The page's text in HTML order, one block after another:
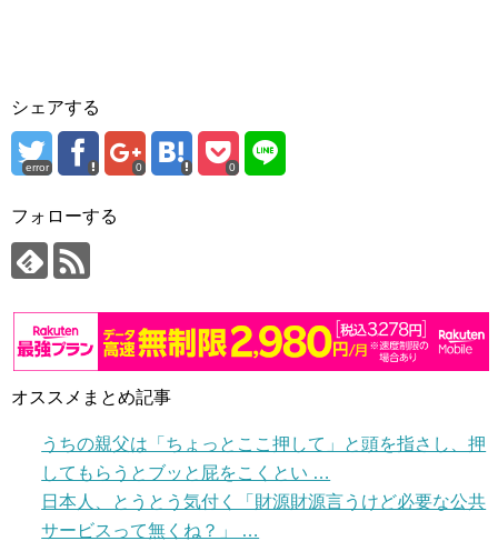
シェアする
error 0 0
フォローする
オススメまとめ記事
うちの親父は「ちょっとここ押して」と頭を指さし、押
してもらうとブッと屁をこくとい …
日本人、とうとう気付く「財源財源言うけど必要な公共
サービスって無くね？」 …